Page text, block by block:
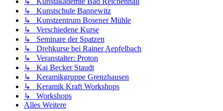
↳ Kunstschule Bannewitz
↳ Kunstzentrum Bosener Mühle
↳ Verschiedene Kurse
↳ Seminare der Spatzen
↳ Drehkurse bei Rainer Aepfelbach
↳ Veranstalter: Proton
↳ Kai Becker Staudt
↳ Keramikgruppe Grenzhausen
↳ Keramik Kraft Workshops
↳ Workshops
Alles Weitere